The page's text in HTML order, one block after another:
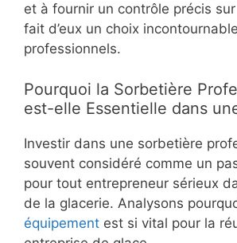
et à fournir un contrôle précis
fait d’eux un choix
professionnels.
Pourquoi la Sorbetière
est-elle Essentielle dans
Investir dans une sorbetière
souvent considéré comme un
pour tout entrepreneur sérieux
de la glacerie. Analysons
équipement est si vital pour la